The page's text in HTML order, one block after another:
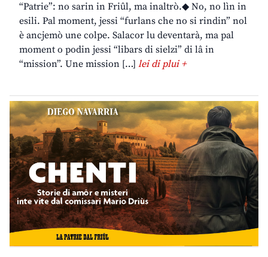
“Patrie”: no sarin in Friûl, ma inaltrò.◆ No, no lìn in
esili. Pal moment, jessi “furlans che no si rindin” nol
è ancjemò une colpe. Salacor lu deventarà, ma pal
moment o podin jessi “libars di sielzi” di lâ in
“mission”. Une mission […] lei di plui +